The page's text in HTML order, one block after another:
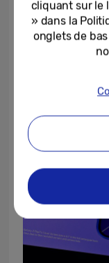
fluidité
réduites à
par rapport à
nombreuses
cliquant sur le
» dans la
onglets de